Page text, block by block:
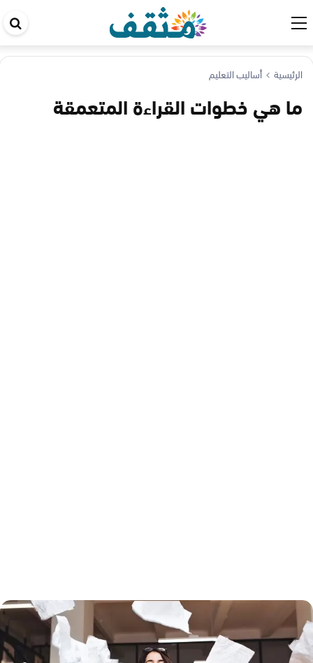
الرئيسية أساليب التعليم
ما هي خطوات القراءة المتعمقة